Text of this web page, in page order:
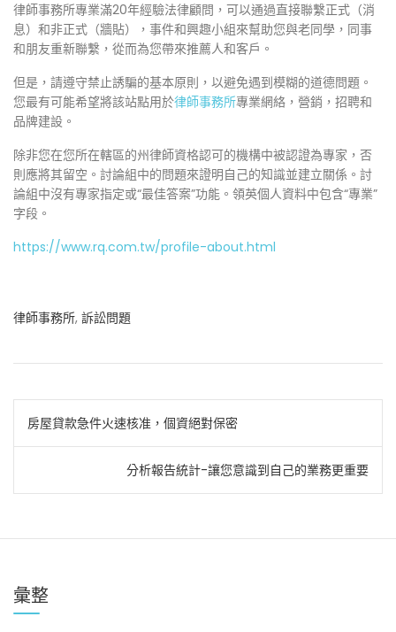
律師事務所專業滿20年經驗法律顧問，可以通過直接聯繫正式（消
息）和非正式（牆貼），事件和興趣小組來幫助您與老同學，同事
和朋友重新聯繫，從而為您帶來推薦人和客戶。
但是，請遵守禁止誘騙的基本原則，以避免遇到模糊的道德問題。
您最有可能希望將該站點用於律師事務所專業網絡，營銷，招聘和
品牌建設。
除非您在您所在轄區的州律師資格認可的機構中被認證為專家，否
則應將其留空。討論組中的問題來證明自己的知識並建立關係。討
論組中沒有專家指定或“最佳答案”功能。領英個人資料中包含“專業”
字段。
https://www.rq.com.tw/profile-about.html
律師事務所, 訴訟問題
文
章
導
覽
房屋貸款急件火速核准，個資絕對保密
分析報告統計-讓您意識到自己的業務更重要
彙整